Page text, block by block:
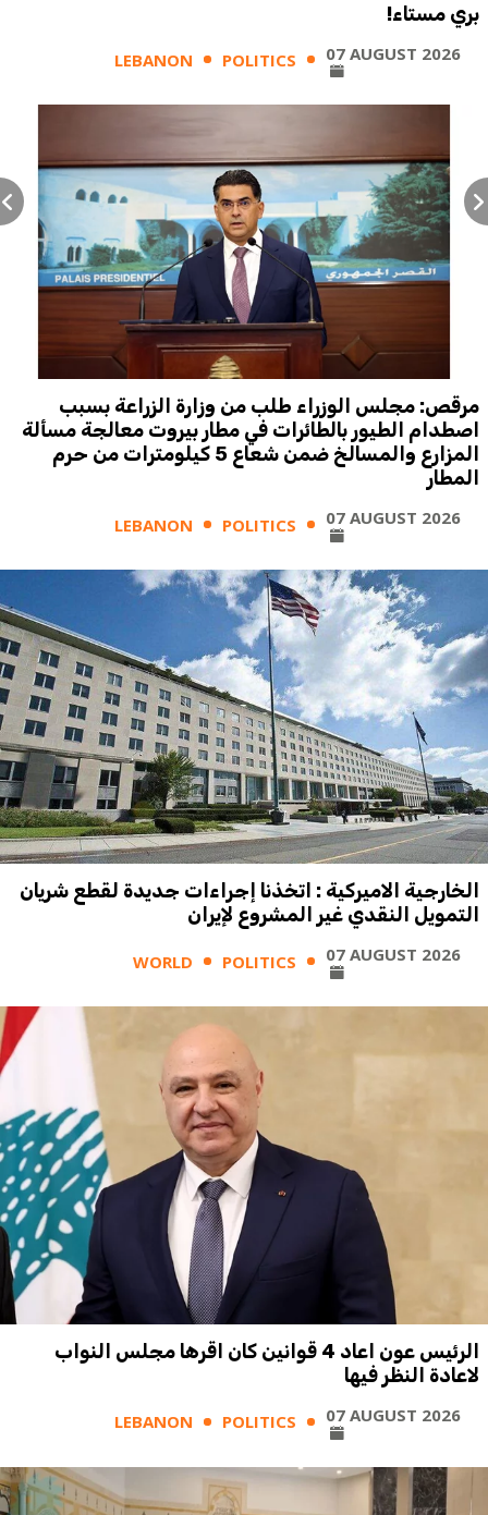
بري مستاء!
LEBANON POLITICS 07 AUGUST 2026
مرقص: مجلس الوزراء طلب من وزارة الزراعة بسبب
اصطدام الطيور بالطائرات في مطار بيروت معالجة مسألة
المزارع والمسالخ ضمن شعاع 5 كيلومترات من حرم
المطار
LEBANON POLITICS 07 AUGUST 2026
الخارجية الاميركية : اتخذنا إجراءات جديدة لقطع شريان
التمويل النقدي غير المشروع لإيران
WORLD POLITICS 07 AUGUST 2026
الرئيس عون اعاد 4 قوانين كان اقرها مجلس النواب
لاعادة النظر فيها
LEBANON POLITICS 07 AUGUST 2026